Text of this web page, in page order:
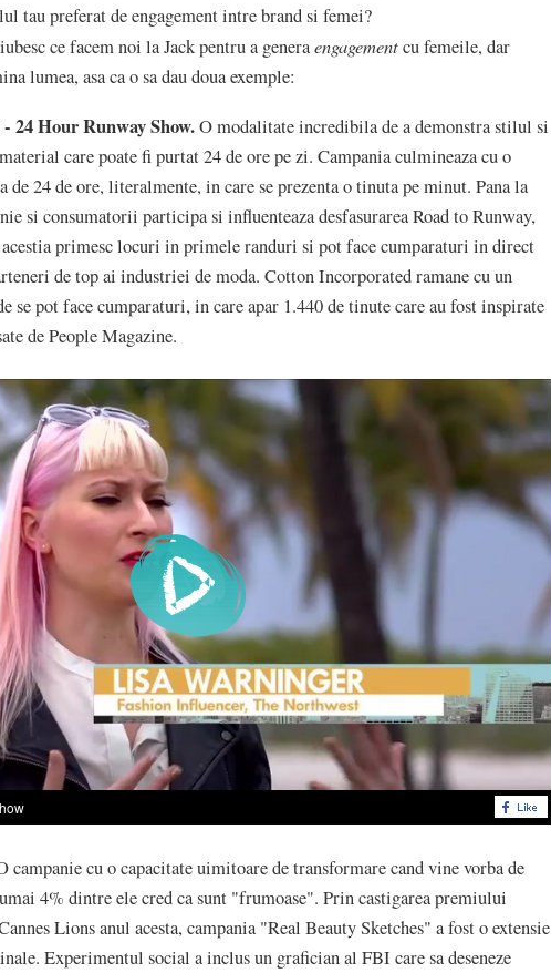
tau preferat de engagement intre brand si femei?
ce facem noi la Jack pentru a generaengagementcu femeile, dar
lumea, asa ca o sa dau doua exemple:
24 Hour Runway Show.O modalitate incredibila de a demonstra stilul si
care poate fi purtat 24 de ore pe zi. Campania culmineaza cu o
de 24 de ore, literalmente, in care se prezenta o tinuta pe minut. Pana la
si consumatorii participa si influenteaza desfasurarea Road to Runway,
primesc locuri in primele randuri si pot face cumparaturi in direct
de top ai industriei de moda. Cotton Incorporated ramane cu un
se pot face cumparaturi, in care apar 1.440 de tinute care au fost inspirate
de People Magazine.
campanie cu o capacitate uimitoare de transformare cand vine vorba de
4% dintre ele cred ca sunt "frumoase". Prin castigarea premiului
Lions anul acesta, campania "Real Beauty Sketches" a fost o extensie
Experimentul social a inclus un grafician al FBI care sa deseneze